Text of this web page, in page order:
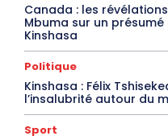
Canada : les
Mbuma sur un
Kinshasa
Politique
Kinshasa : Félix
l’insalubrité autour du
Sport